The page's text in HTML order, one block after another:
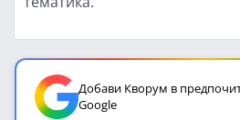
Добави Кворум в
Google